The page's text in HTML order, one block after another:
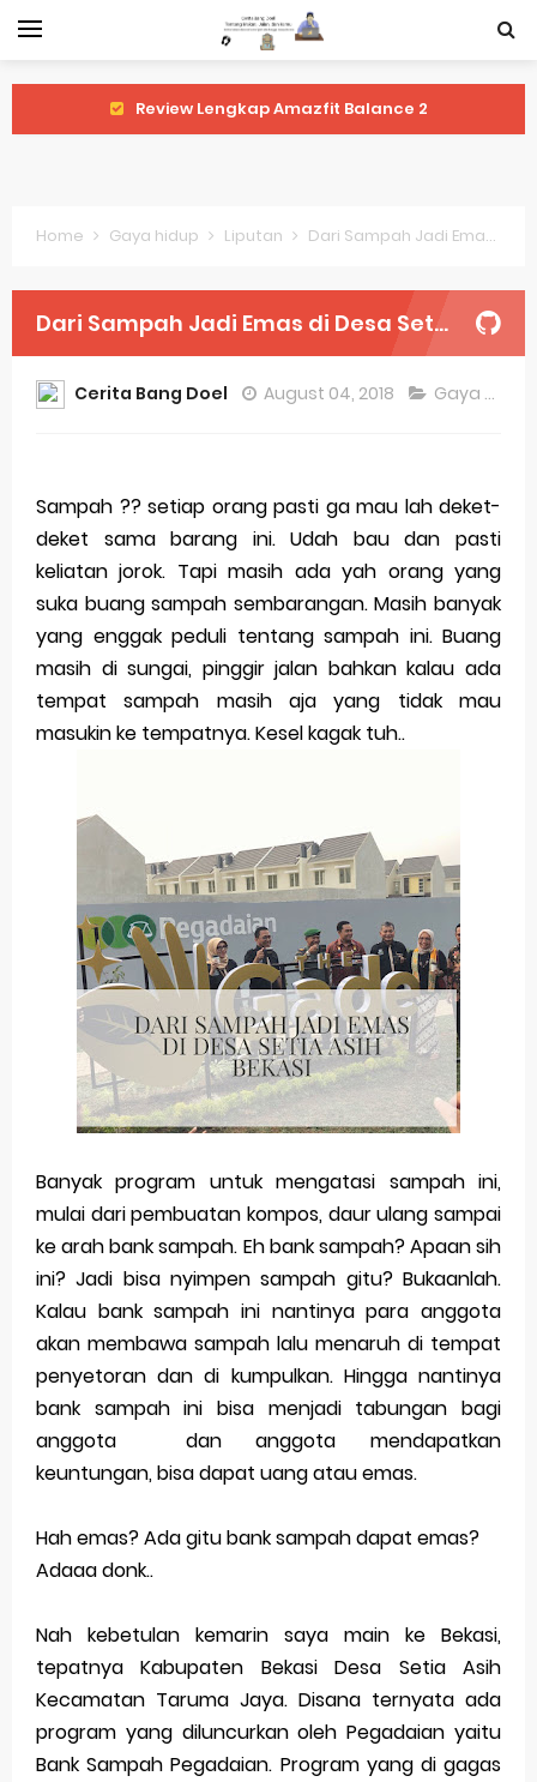
Review Lengkap Amazfit Balance 2
Review Lengkap Samsung Galaxy Watch 7
Perubahan Regulasi Merek Dagang
Sejarah Merek Dagang Terkenal
Review Lengkap Apple Watch Series 10
Merek Dagang dari Masa ke Masa
Perkembangan Merek Dagang Modern
Multinational Trademarks
Review Oppo Reno 15 Pro: Smartphone Premium
Review Vivo V70 FE: Smartphone Fan Edition dengan
Fitur Flagship Harga Lebih Bersahabat
Review Vivo V70: Smartphone Stylish dengan
Performa Seimbang di Kelasnya
Merek Dagang dan Pertumbuhan Usaha
Merek Dagang dalam Strategi Bisnis
Merek Dagang dalam Perusahaan Besar
Dampak Merek Dagang pada Persaingan
Trademark as a Business Asset
Global Trademark Protection System
Brand Adaptation Across Different Countries
Vivo v70 series: mid-range rasa flagship dengan
kamera zeiss & baterai jumbo
Home Gaya hidup Liputan Dari Sampah Jadi Emas di Desa Setia Asih Bekasi
Dari Sampah Jadi Emas di Desa Setia Asih Bekasi
Cerita Bang Doel August 04, 2018 Gaya hidup
Sampah ?? setiap orang pasti ga mau lah deket-
deket sama barang ini. Udah bau dan pasti
keliatan jorok. Tapi masih ada yah orang yang
suka buang sampah sembarangan. Masih banyak
yang enggak peduli tentang sampah ini. Buang
masih di sungai, pinggir jalan bahkan kalau ada
tempat sampah masih aja yang tidak mau
masukin ke tempatnya. Kesel kagak tuh..
Banyak program untuk mengatasi sampah ini,
mulai dari pembuatan kompos, daur ulang sampai
ke arah bank sampah. Eh bank sampah? Apaan sih
ini? Jadi bisa nyimpen sampah gitu? Bukaanlah.
Kalau bank sampah ini nantinya para anggota
akan membawa sampah lalu menaruh di tempat
penyetoran dan di kumpulkan. Hingga nantinya
bank sampah ini bisa menjadi tabungan bagi
anggota
dan anggota mendapatkan
keuntungan, bisa dapat uang atau emas.
Hah emas? Ada gitu bank sampah dapat emas?
Adaaa donk..
Nah kebetulan kemarin saya main ke Bekasi,
tepatnya Kabupaten Bekasi Desa Setia Asih
Kecamatan Taruma Jaya. Disana ternyata ada
program yang diluncurkan oleh Pegadaian yaitu
Bank Sampah Pegadaian. Program yang di gagas